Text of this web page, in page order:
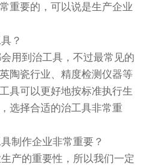
重要的，可以说是生产企业
？
用到治工具，不过最常见的
陶瓷行业、精度检测仪器等
具可以更好地按标准执行生
选择合适的治工具非常重
制作企业非常重要？
产的重要性，所以我们一定